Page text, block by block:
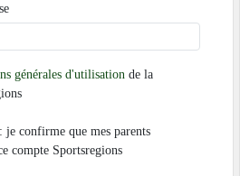
générales d'utilisation de la
je confirme que mes parents
compte Sportsregions